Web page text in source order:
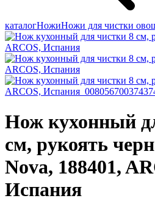
каталогНожиНожи для чистки
Нож кухонный
см, рукоять
Nova, 188401,
Испания